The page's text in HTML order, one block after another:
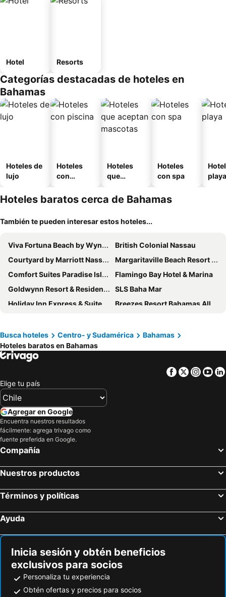
Hotel Resorts
Categorías destacadas de hoteles en
Bahamas
Hoteles de
lujo
Hoteles
con
Hoteles
que
mascotas
Hoteles
con spa
playa
Hoteles baratos cerca de Bahamas
También te pueden interesar estos hoteles...
Viva Fortuna Beach by Wyndham, A Trademark All Inclusive
British Colonial Nassau
Courtyard by Marriott Nassau Downtown/Junkanoo Beach
Margaritaville Beach Resort Nassau
Comfort Suites Paradise Island
Flamingo Bay Hotel & Marina
Goldwynn Resort & Residences
SLS Baha Mar
Holiday Inn Express & Suites Nassau By Ihg
Breezes Resort Bahamas All Inclusive
Holiday Inn Resort Nassau
Peace and Plenty Resort
Colony Club Inn & Suites
Turtles Nest Bahamas
Cottage Cut Villas
Hotel Kamalame Cay
Busca hoteles Centro- y Sudamérica
Bahamas
Hoteles baratos en Bahamas
Facebook
Twitter
Elige tu país
Agregar en Google
Encuentra nuestros resultados
fácilmente: agrega trivago como
fuente preferida en Google.
Compañía
Nuestros productos
Términos y políticas
Ayuda
Inicia sesión y obtén beneficios
exclusivos para socios
Personaliza tu experiencia
Obtén ofertas y precios para socios